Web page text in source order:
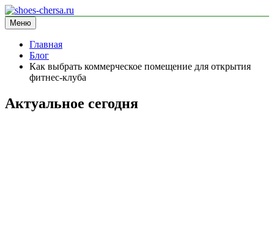
Перейти
к
содержимому
shoes-chersa.ru
информационный сайт
Меню
Главная
Блог
Как выбрать коммерческое помещение для открытия
фитнес-клуба
Актуальное сегодня